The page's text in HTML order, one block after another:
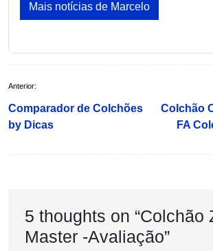
Mais notícias de Marcelo
Navegação
de
Post
Anterior:
Comparador de Colchões
by Dicas
Colchão
FA
5 thoughts on “Colchão
Master -Avaliação”